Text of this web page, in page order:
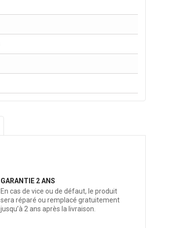
GARANTIE 2 ANS
En cas de vice ou de défaut, le produit
sera réparé ou remplacé gratuitement
jusqu’à 2 ans après la livraison.